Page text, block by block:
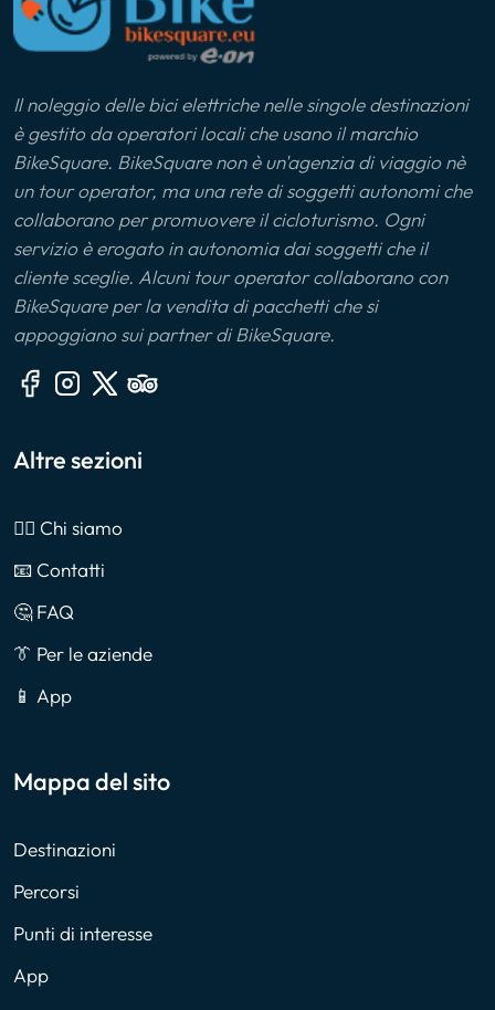
Il noleggio delle bici elettriche nelle singole destinazioni
è gestito da operatori locali che usano il marchio
BikeSquare. BikeSquare non è un'agenzia di viaggio nè
un tour operator, ma una rete di soggetti autonomi che
collaborano per promuovere il cicloturismo. Ogni
servizio è erogato in autonomia dai soggetti che il
cliente sceglie. Alcuni tour operator collaborano con
BikeSquare per la vendita di pacchetti che si
appoggiano sui partner di BikeSquare.
Altre sezioni
🙎‍♂️ Chi siamo
📧 Contatti
🤔 FAQ
👔 Per le aziende
📱 App
Mappa del sito
Destinazioni
Percorsi
Punti di interesse
App